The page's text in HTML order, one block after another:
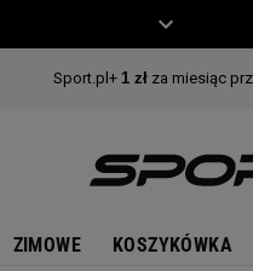
ZIMOWE KOSZYKÓWKA